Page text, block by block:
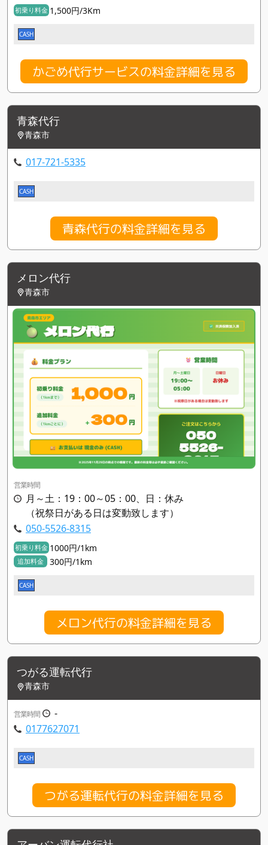
初乗り料金 1,500円/3Km
CASH
かごめ代行サービスの料金詳細を見る
青森代行
青森市
017-721-5335
CASH
青森代行の料金詳細を見る
メロン代行
青森市
営業時間
月～土：19：00～05：00、日：休み
（祝祭日がある日は変動致します）
050-5526-8315
初乗り料金 1000円/1km
追加料金 300円/1km
CASH
メロン代行の料金詳細を見る
つがる運転代行
青森市
営業時間
-
0177627071
CASH
つがる運転代行の料金詳細を見る